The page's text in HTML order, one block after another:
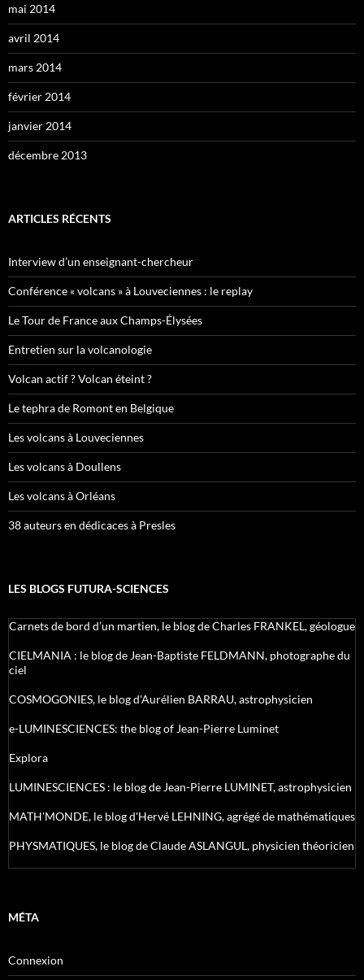
mai 2014
avril 2014
mars 2014
février 2014
janvier 2014
décembre 2013
ARTICLES RÉCENTS
Interview d’un enseignant-chercheur
Conférence « volcans » à Louveciennes : le replay
Le Tour de France aux Champs-Élysées
Entretien sur la volcanologie
Volcan actif ? Volcan éteint ?
Le tephra de Romont en Belgique
Les volcans à Louveciennes
Les volcans à Doullens
Les volcans à Orléans
38 auteurs en dédicaces à Presles
LES BLOGS FUTURA-SCIENCES
Carnets de bord d’un martien, le blog de Charles FRANKEL, géologue
CIELMANIA : le blog de Jean-Baptiste FELDMANN, photographe du
ciel
COSMOGONIES, le blog d'Aurélien BARRAU, astrophysicien
e-LUMINESCIENCES: the blog of Jean-Pierre Luminet
Explora
LUMINESCIENCES : le blog de Jean-Pierre LUMINET, astrophysicien
MATH'MONDE, le blog d'Hervé LEHNING, agrégé de mathématiques
PHYSMATIQUES, le blog de Claude ASLANGUL, physicien théoricien
MÉTA
Connexion